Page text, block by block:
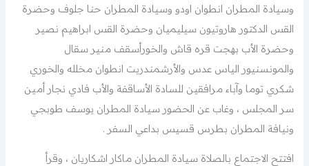
وسيادة المطران انطوان اودو وسيادة المطران حنا جلوف وحضرة
القس الدكتور هاروتيون سيليميان وحضرة القس ابراهيم نصير
وحضرة الأب بهجت قره قاش والخورأسقف منير سقال
والمونسنيور الياس عدس والأرشمندريت انطوان مخلله والخوري
شكري توما وآباء مرافقين للسادة الأساقفة والأب فادي نجار أمين
سر المجلس ، وغاب عن الحضور سيادة المطران يوسف طوبجي
ونيافة المطران بطرس قسيس بداعي السفر .
افتتح الاجتماع بالصلاة سيادة المطران ماكار اشكاريان ، وقرأ